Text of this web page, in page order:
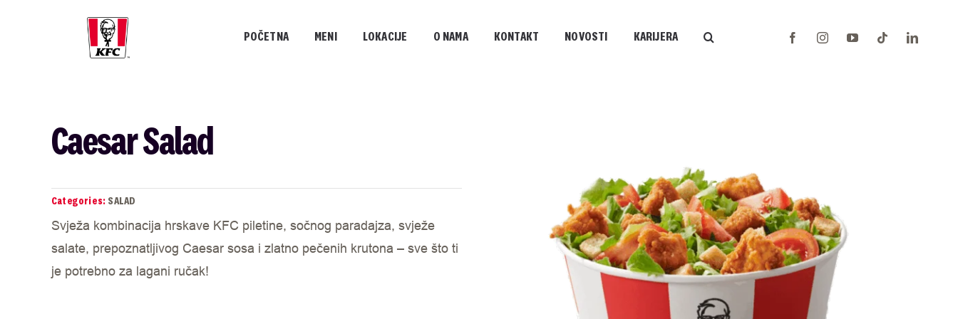
POČETNA MENI LOKACIJE O NAMA KONTAKT NOVOSTI KARIJERA
Caesar Salad
Categories: SALAD
Svježa kombinacija hrskave KFC piletine, sočnog paradajza, svježe
salate, prepoznatljivog Caesar sosa i zlatno pečenih krutona – sve što ti
je potrebno za lagani ručak!